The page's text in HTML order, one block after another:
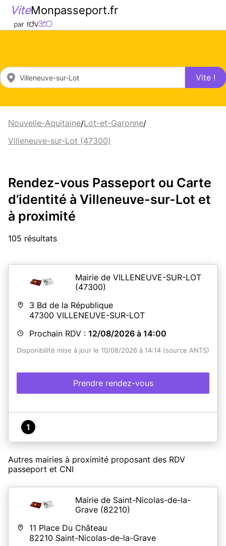
ViteMonpasseport.fr
Vite !
Nouvelle-Aquitaine/Lot-et-Garonne/
Villeneuve-sur-Lot (47300)
Rendez-vous Passeport ou Carte
d’identité à Villeneuve-sur-Lot et
à proximité
105 résultats
Mairie de VILLENEUVE-SUR-LOT
(47300)
3 Bd de la République
47300 VILLENEUVE-SUR-LOT
Prochain RDV : 12/08/2026 à 14:00
Disponibilité mise à jour le 10/08/2026 à 14:14 (source ANTS)
Prendre rendez-vous
1
Autres mairies à proximité proposant des RDV
passeport et CNI
Mairie de Saint-Nicolas-de-la-
Grave (82210)
11 Place Du Château
82210 Saint-Nicolas-de-la-Grave